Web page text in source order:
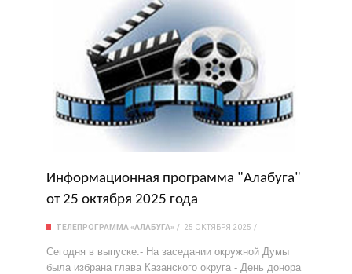
Информационная программа "Алабуга"
от 25 октября 2025 года
ТЕЛЕПРОГРАММА «АЛАБУГА» 25 ОКТЯБРЯ 2025
Сегодня в выпуске:- На заседании окружной Думы
была избрана глава Казанского округа - День донора